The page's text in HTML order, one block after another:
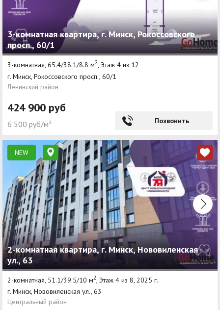
3-комнатная квартира, г. Минск, Рокоссовского
просп., 60/1
3-комнатная, 65.4/38.1/8.8 м2, Этаж 4 из 12
г. Минск, Рокоссовского просп., 60/1
Ленинский район
424 900 руб
6 500 руб/м² Позвонить
NEW
2-комнатная квартира, г. Минск, Нововиленская
ул., 63
2-комнатная, 51.1/39.5/10 м2 , Этаж 4 из 8, 2025 г.
г. Минск, Нововиленская ул., 63
Центральный район